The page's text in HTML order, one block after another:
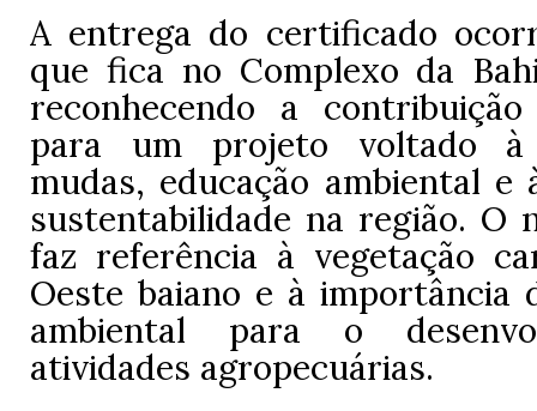
A entrega do certificado
que fica no Complexo da
reconhecendo a
para um projeto voltado à
mudas, educação ambiental e
sustentabilidade na região. O
faz referência à vegetação
Oeste baiano e à importância
ambiental para o
atividades agropecuárias.